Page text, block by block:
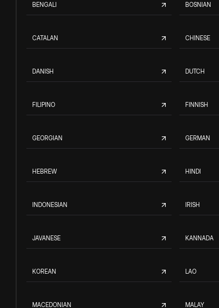
BENGALI BOSNIAN
CATALAN CHINESE
DANISH DUTCH
FILIPINO FINNISH
GEORGIAN GERMAN
HEBREW HINDI
INDONESIAN IRISH
JAVANESE KANNADA
KOREAN LAO
MACEDONIAN MALAY